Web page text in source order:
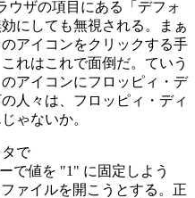
ウザの項目にある「デフォ
にしても無視される。まぁ
アイコンをクリックする手
れはこれで面倒だ。ていう
アイコンにフロッピィ・デ
人々は、フロッピィ・ディ
ゃないか。
で
で値を "1" に固定しよう
ァイルを開こうとする。正